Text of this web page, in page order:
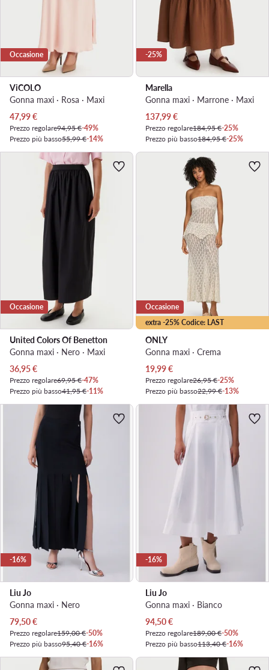
Occasione
ViCOLO
Gonna maxi · Rosa · Maxi
Prezzo attuale
47,99€
Prezzo regolare94,95 €-49%
Prezzo più basso55,99 €-14%
-25%
Marella
Gonna maxi · Marrone · Maxi
Prezzo attuale
137,99€
Prezzo regolare184,95 €-25%
Prezzo più basso184,95 €-25%
Occasione
United Colors Of Benetton
Gonna maxi · Nero · Maxi
Prezzo attuale
36,95€
Prezzo regolare69,95 €-47%
Prezzo più basso41,95 €-11%
extra -25% Codice: LAST
Occasione
ONLY
Gonna maxi · Crema
Prezzo attuale
19,99€
Prezzo regolare26,95 €-25%
Prezzo più basso22,99 €-13%
-16%
Liu Jo
Gonna maxi · Nero
Prezzo attuale
79,50€
Prezzo regolare159,00 €-50%
Prezzo più basso95,40 €-16%
-16%
Liu Jo
Gonna maxi · Bianco
Prezzo attuale
94,50€
Prezzo regolare189,00 €-50%
Prezzo più basso113,40 €-16%